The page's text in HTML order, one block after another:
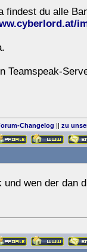
findest du alle
Teamspeak-
Changelog || zu
und wen der dan